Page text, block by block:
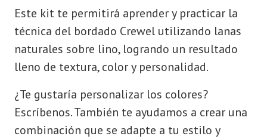
Este kit te permitirá aprender y practicar la
técnica del bordado Crewel utilizando lanas
naturales sobre lino, logrando un resultado
lleno de textura, color y personalidad.
¿Te gustaría personalizar los colores?
Escríbenos. También te ayudamos a crear una
combinación que se adapte a tu estilo y